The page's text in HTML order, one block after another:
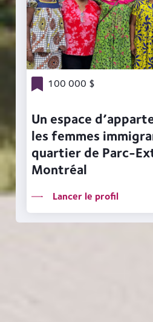
100 000 $
Un espace
les femmes
quartier de Parc-
Montréal
Lancer le profil